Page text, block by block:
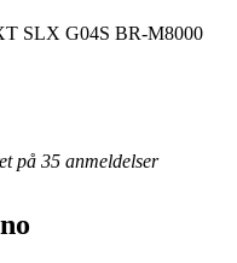
SLX G04S BR-M8000
på 35 anmeldelser